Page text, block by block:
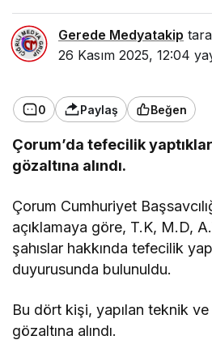
Gerede Medyatakip
26 Kasım 2025, 12:04
0 Paylaş Beğen
Çorum’da tefecilik
gözaltına alındı.
Çorum Cumhuriyet
açıklamaya göre, T.K, M.D,
şahıslar hakkında tefecilik
duyurusunda bulunuldu.
Bu dört kişi, yapılan teknik
gözaltına alındı.